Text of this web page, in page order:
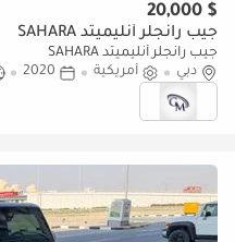
$ 20,000
جيب رانجلر أنليميتد SAHARA
جيب رانجلر أنليميتد SAHARA
دبي
أمريكية 2020